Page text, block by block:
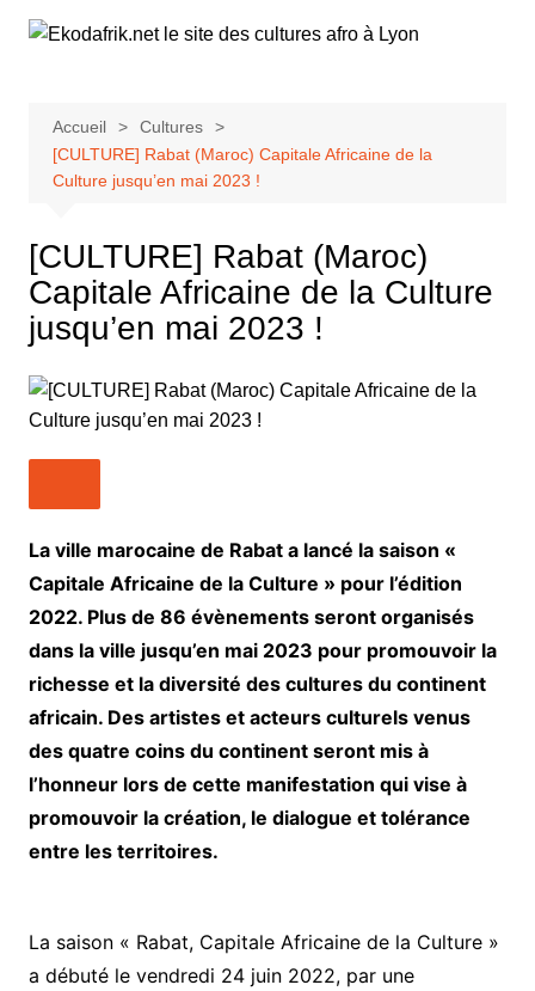
Accueil
Cultures
[CULTURE] Rabat (Maroc) Capitale Africaine de la
Culture jusqu’en mai 2023 !
[CULTURE] Rabat (Maroc)
Capitale Africaine de la Culture
jusqu’en mai 2023 !
La ville marocaine de Rabat a lancé la saison «
Capitale Africaine de la Culture » pour l’édition
2022. Plus de 86 évènements seront organisés
dans la ville jusqu’en mai 2023 pour promouvoir la
richesse et la diversité des cultures du continent
africain. Des artistes et acteurs culturels venus
des quatre coins du continent seront mis à
l’honneur lors de cette manifestation qui vise à
promouvoir la création, le dialogue et tolérance
entre les territoires.
La saison « Rabat, Capitale Africaine de la Culture »
a débuté le vendredi 24 juin 2022, par une